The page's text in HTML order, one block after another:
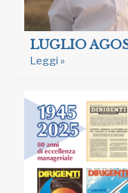
LUGLIO
Leggi »